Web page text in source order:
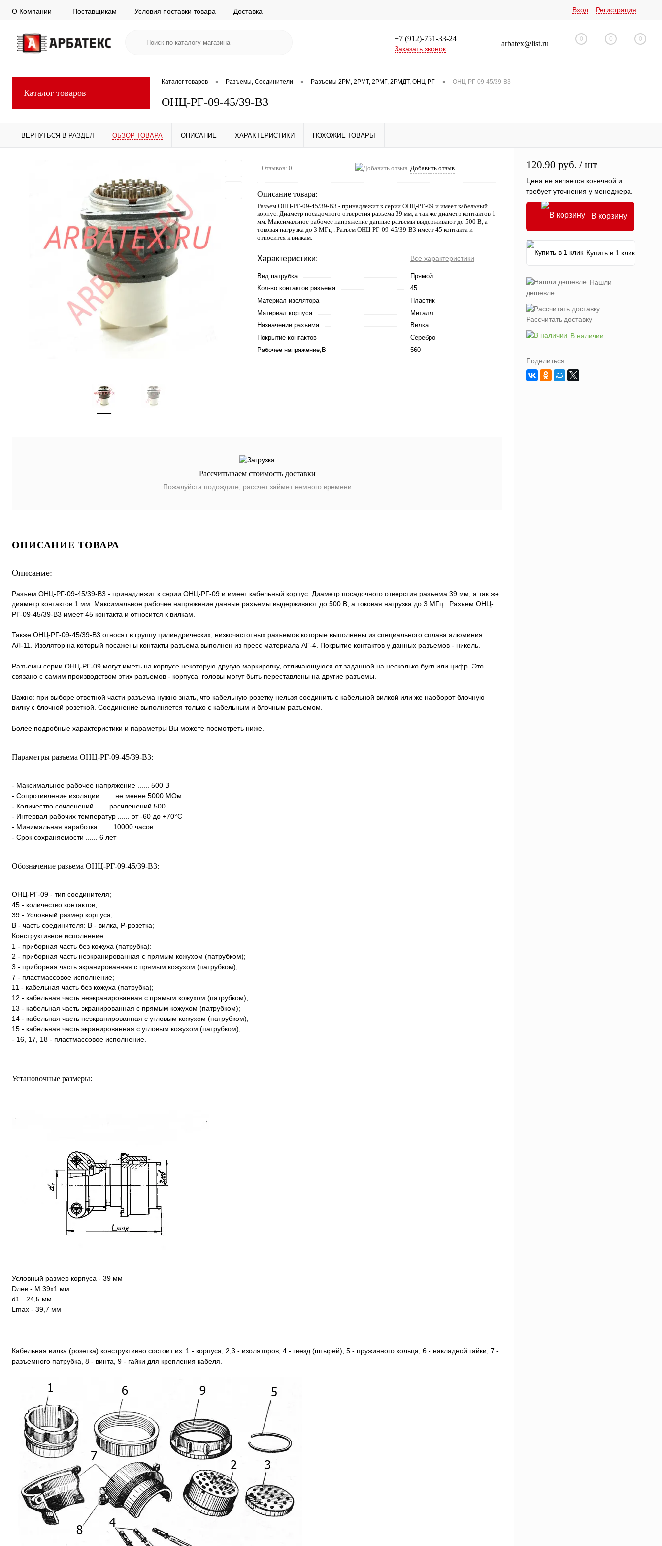
О Компании Поставщикам Условия поставки товара Доставка Вход Регистрация
+7 (912)-751-33-24
Заказать звонок
arbatex@list.ru
0 0 0
Каталог товаров
Каталог товаров • Разъемы, Соединители • Разъемы 2РМ, 2РМТ, 2РМГ, 2РМДТ, ОНЦ-РГ • ОНЦ-РГ-09-45/39-В3
ОНЦ-РГ-09-45/39-В3
ВЕРНУТЬСЯ В РАЗДЕЛ ОБЗОР ТОВАРА ОПИСАНИЕ ХАРАКТЕРИСТИКИ ПОХОЖИЕ ТОВАРЫ
Отзывов: 0 Добавить отзыв
Описание товара:
Разъем ОНЦ-РГ-09-45/39-В3 - принадлежит к серии ОНЦ-РГ-09 и имеет кабельный
корпус. Диаметр посадочного отверстия разъема 39 мм, а так же диаметр контактов 1
мм. Максимальное рабочее напряжение данные разъемы выдерживают до 500 В, а
токовая нагрузка до 3 МГц . Разъем ОНЦ-РГ-09-45/39-В3 имеет 45 контакта и
относится к вилкам.
Характеристики: Все характеристики
Вид патрубка
Прямой
Кол-во контактов разъема
45
Материал изолятора
Пластик
Материал корпуса
Металл
Назначение разъема
Вилка
Покрытие контактов
Серебро
Рабочее напряжение,В
560
Рассчитываем стоимость доставки
Пожалуйста подождите, рассчет займет немного времени
ОПИСАНИЕ ТОВАРА
Описание:
Разъем ОНЦ-РГ-09-45/39-В3 - принадлежит к серии ОНЦ-РГ-09 и имеет кабельный корпус. Диаметр посадочного отверстия разъема 39 мм, а так же
диаметр контактов 1 мм. Максимальное рабочее напряжение данные разъемы выдерживают до 500 В, а токовая нагрузка до 3 МГц . Разъем ОНЦ-
РГ-09-45/39-В3 имеет 45 контакта и относится к вилкам.
Также ОНЦ-РГ-09-45/39-В3 относят в группу цилиндрических, низкочастотных разъемов которые выполнены из специального сплава алюминия
АЛ-11. Изолятор на который посажены контакты разъема выполнен из пресс материала АГ-4. Покрытие контактов у данных разъемов - никель.
Разъемы серии ОНЦ-РГ-09 могут иметь на корпусе некоторую другую маркировку, отличающуюся от заданной на несколько букв или цифр. Это
связано с самим производством этих разъемов - корпуса, головы могут быть переставлены на другие разъемы.
Важно: при выборе ответной части разъема нужно знать, что кабельную розетку нельзя соединить с кабельной вилкой или же наоборот блочную
вилку с блочной розеткой. Соединение выполняется только с кабельным и блочным разъемом.
Более подробные характеристики и параметры Вы можете посмотреть ниже.
Параметры разъема ОНЦ-РГ-09-45/39-В3:
- Максимальное рабочее напряжение ...... 500 В
- Сопротивление изоляции ...... не менее 5000 МОм
- Количество сочленений ...... расчленений 500
- Интервал рабочих температур ...... от -60 до +70°С
- Минимальная наработка ...... 10000 часов
- Срок сохраняемости ...... 6 лет
Обозначение разъема ОНЦ-РГ-09-45/39-В3:
ОНЦ-РГ-09 - тип соединителя;
45 - количество контактов;
39 - Условный размер корпуса;
В - часть соединителя: В - вилка, Р-розетка;
Конструктивное исполнение:
1 - приборная часть без кожуха (патрубка);
2 - приборная часть неэкранированная с прямым кожухом (патрубком);
3 - приборная часть экранированная с прямым кожухом (патрубком);
7 - пластмассовое исполнение;
11 - кабельная часть без кожуха (патрубка);
12 - кабельная часть неэкранированная с прямым кожухом (патрубком);
13 - кабельная часть экранированная с прямым кожухом (патрубком);
14 - кабельная часть неэкранированная с угловым кожухом (патрубком);
15 - кабельная часть экранированная с угловым кожухом (патрубком);
- 16, 17, 18 - пластмассовое исполнение.
Установочные размеры:
Условный размер корпуса - 39 мм
Dлев - М 39х1 мм
d1 - 24,5 мм
Lmax - 39,7 мм
Кабельная вилка (розетка) конструктивно состоит из: 1 - корпуса, 2,3 - изоляторов, 4 - гнезд (штырей), 5 - пружинного кольца, 6 - накладной гайки, 7 -
разъемного патрубка, 8 - винта, 9 - гайки для крепления кабеля.
120.90 руб. / шт
Цена не является конечной и
требует уточнения у менеджера.
В корзину
Купить в 1 клик
Нашли
дешевле
Рассчитать доставку
В наличии
Поделиться